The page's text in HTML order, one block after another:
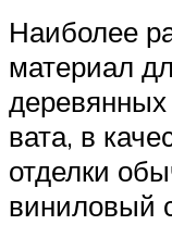
Наиболее
материал
вата, в
отделки
виниловый